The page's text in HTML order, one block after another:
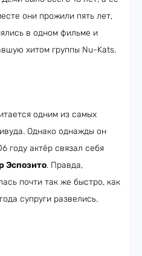
они прожили пять лет,
в одном фильме и
хитом группы Nu-Kats.
одним из самых
Однако однажды он
году актёр связал себя
Эспозито. Правда,
почти так же быстро, как
супруги развелись.